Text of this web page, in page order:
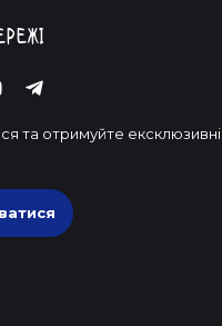
та отримуйте ексклюзивні